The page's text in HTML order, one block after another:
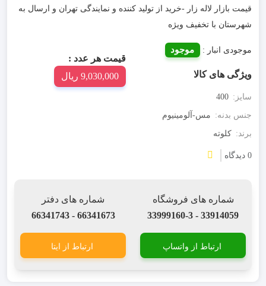
قیمت بازار لاله زار -خرید از تولید کننده و نمایندگی تهران و ارسال به
شهرستان با تخفیف ویژه
موجودی انبار : موجود
ویژگی های کالا
سایز: 400
جنس بدنه: مس-آلومینیوم
برند: کلوته
قیمت هر عدد :
9,030,000 ریال
0 دیدگاه
شماره های فروشگاه
33914059 - 33999160-3
شماره های دفتر
66341673 - 66341743
ارتباط از واتساپ ارتباط از ایتا